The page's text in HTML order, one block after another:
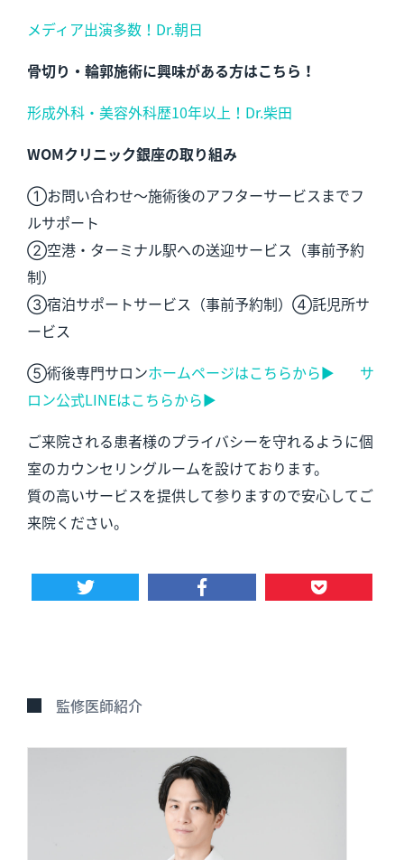
メディア出演多数！Dr.朝日
骨切り・輪郭施術に興味がある方はこちら！
形成外科・美容外科歴10年以上！Dr.柴田
WOMクリニック銀座の取り組み
①お問い合わせ～施術後のアフターサービスまでフ
ルサポート
②空港・ターミナル駅への送迎サービス（事前予約
制）
③宿泊サポートサービス（事前予約制）④託児所サ
ービス
⑤術後専門サロンホームページはこちらから▶︎ サ
ロン公式LINEはこちらから▶︎
ご来院される患者様のプライバシーを守れるように個
室のカウンセリングルームを設けております。
質の高いサービスを提供して参りますので安心してご
来院ください。
監修医師紹介